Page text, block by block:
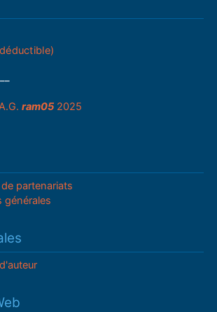
ram05 2025
partenariats
générales